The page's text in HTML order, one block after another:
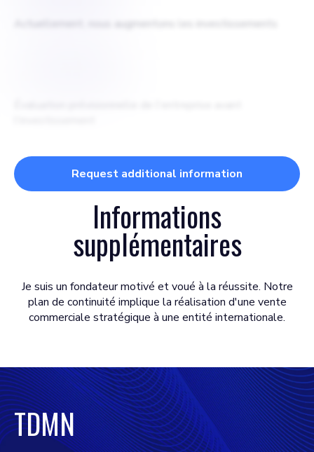
Request additional information
Informations
supplémentaires
Je suis un fondateur motivé et voué à la réussite. Notre
plan de continuité implique la réalisation d'une vente
commerciale stratégique à une entité internationale.
TDMN